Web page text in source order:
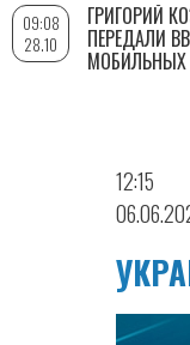
12:15
09:08
28.10
ГРИГОРИЙ
ПЕРЕДАЛИ
МОБИЛЬНЫХ